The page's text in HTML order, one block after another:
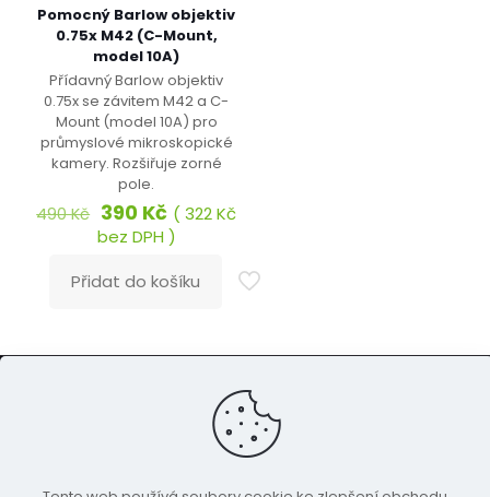
Pomocný Barlow objektiv
0.75x M42 (C-Mount,
model 10A)
Přídavný Barlow objektiv
0.75x se závitem M42 a C-
Mount (model 10A) pro
průmyslové mikroskopické
kamery. Rozšiřuje zorné
pole.
490Kč Původní
cena
490 Kč.
390 KčAktuální
cena
je:
390 Kč.
(322Kč
bez DPH )
Přidat do košíku
© 2024 Eshop.OpravaPocitacu.cz